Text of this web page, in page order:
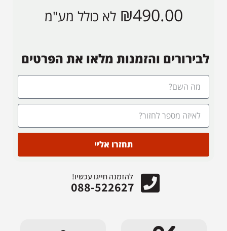
₪490.00 לא כולל מע"מ
לבירורים והזמנות מלאו את הפרטים
תחזרו אליי
להזמנה חייגו עכשיו!
088-522627